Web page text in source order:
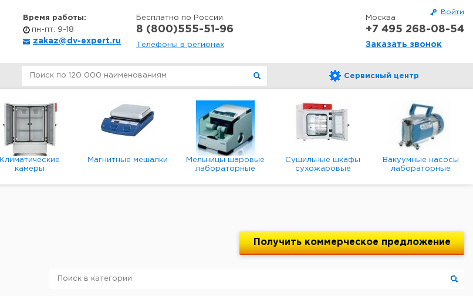
Войти
Время работы:
пн-пт: 9-18
zakaz@dv-expert.ru
Бесплатно по России
8 (800)555-51-96
Телефоны в регионах
Москва
+7 495 268-08-54
Заказать звонок
Сервисный центр
Климатические
камеры
Магнитные мешалки
Мельницы шаровые
лабораторные
Сушильные шкафы
сухожаровые
Вакуумные насосы
лабораторные
мембранные
Получить коммерческое предложение